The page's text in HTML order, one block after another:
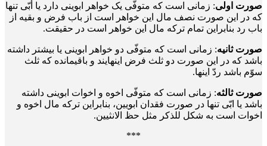
صورت اولی: زمانی است که متوفّی یک خواهر ابوینی دارد یا أبّی تنها
که در این صورت نصف مال این خواهر است از باب فرض و بقیه از
باب رد بنابراین تمام ترکه مال این خواهر است در حقیقت.
صورت ثانیه: زمانی است که متوفّی دو خواهر ابوینی یا بیشتر داشته
باشد که در این صورت دو ثلث فرض اینهایند و باقیمانده که ثلث
سوّم باشد ردّ اینها.
صورت ثالثه: زمانی است که متوفّی اخوه و اخوات ابوینی داشته
باشد یا ابّی تنها در صورت فقدان ابویین، بنابراین ترکه مال اخوه و
اخوات است به شکل للذکر مثل حظ الانثیین.
***